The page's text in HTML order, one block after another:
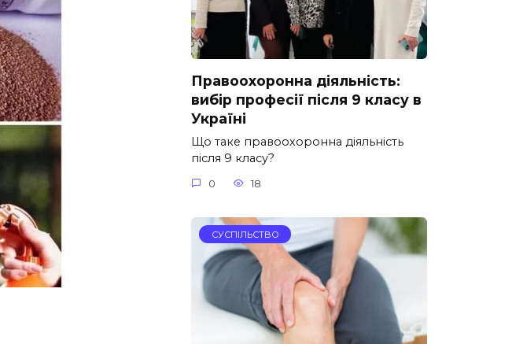
Правоохоронна діяльність:
вибір професії після 9 класу в
Україні
Що таке правоохоронна діяльність
після 9 класу?
0 18
СУСПІЛЬСТВО